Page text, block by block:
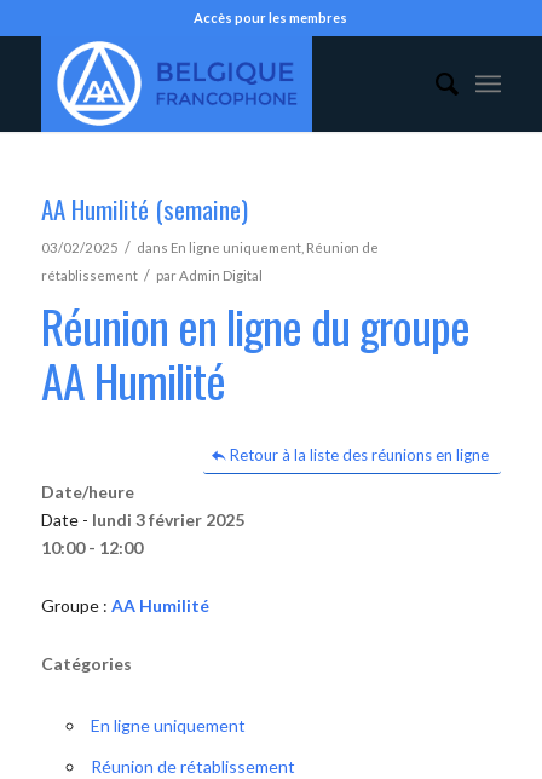
Accès pour les membres
AA Humilité (semaine)
03/02/2025 / dans En ligne uniquement, Réunion de
rétablissement / parAdmin Digital
Réunion en ligne du groupe
AA Humilité
Retour à la liste des réunions en ligne
Date/heure
Date - lundi 3 février 2025
10:00 - 12:00
Groupe : AA Humilité
Catégories
En ligne uniquement
Réunion de rétablissement